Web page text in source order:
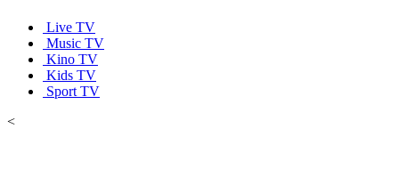
Live TV
Music TV
Kino TV
Kids TV
Sport TV
<